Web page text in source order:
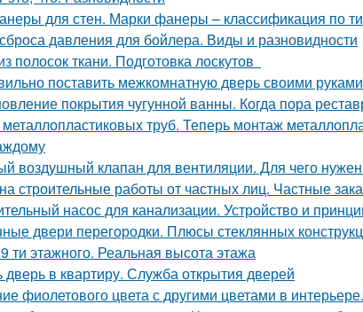
для стен. Марки фанеры – классификация по
давления для бойлера. Виды и разновидности
полосок ткани. Подготовка лоскутов
поставить межкомнатную дверь своими
покрытия чугунной ванны. Когда пора
труб. Теперь монтаж
воздушный клапан для вентиляции. Для чего
строительные работы от частных лиц. Частные
насос для канализации. Устройство и
двери перегородки. Плюсы стеклянных
ти этажного. Реальная высота этажа
дверь в квартиру. Служба открытия дверей
фиолетового цвета с другими цветами в